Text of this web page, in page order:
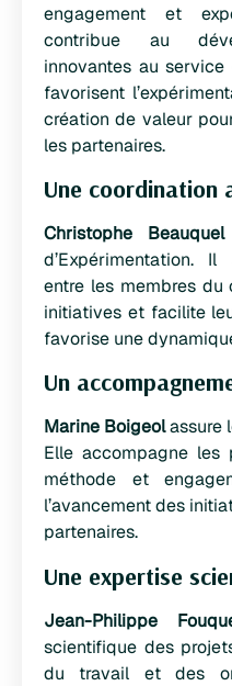
engagement et
contribue au
innovantes au
favorisent
création de valeur
les partenaires.
Une
Christophe Beauquel
d’Expérimentation.
entre les membres du
initiatives et facilite
favorise une
Un
Marine Boigeolassure
Elle accompagne
méthode et
l’avancement des
partenaires.
Une expertise
Jean-Philippe
scientifique des
du travail et des